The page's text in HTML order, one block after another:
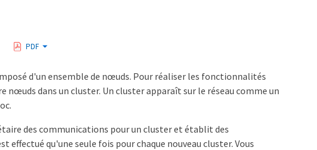
PDF
d'un ensemble de nœuds. Pour réaliser les fonctionnalités
nœuds dans un cluster. Un cluster apparaît sur le réseau comme un
des communications pour un cluster et établit des
effectué qu'une seule fois pour chaque nouveau cluster. Vous